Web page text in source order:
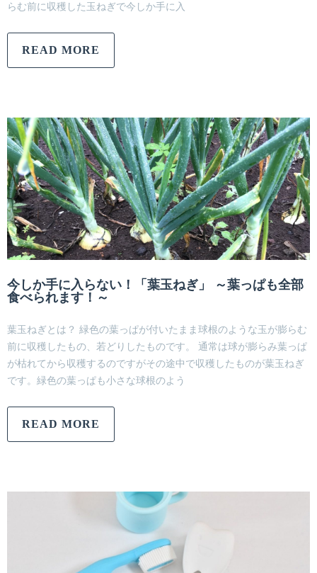
らむ前に収穫した玉ねぎで今しか手に入
READ MORE
今しか手に入らない！「葉玉ねぎ」 ～葉っぱも全部
食べられます！～
葉玉ねぎとは？ 緑色の葉っぱが付いたまま球根のような玉が膨らむ
前に収穫したもの、若どりしたものです。 通常は球が膨らみ葉っぱ
が枯れてから収穫するのですがその途中で収穫したものが葉玉ねぎ
です。緑色の葉っぱも小さな球根のよう
READ MORE